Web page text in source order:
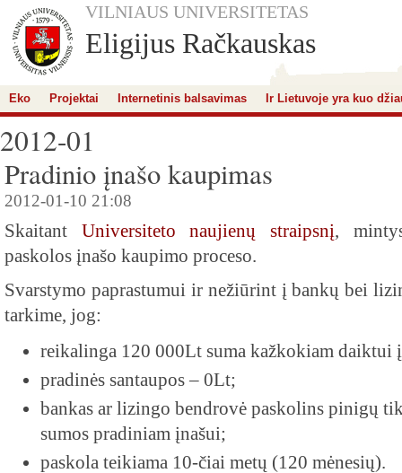
VILNIAUS UNIVERSITETAS
Eligijus Račkauskas
Eko Projektai Internetinis balsavimas Ir Lietuvoje yra kuo
2012-01
Pradinio įnašo kaupimas
2012-01-10 21:08
Skaitant Universiteto naujienų straipsnį,
paskolos įnašo kaupimo proceso.
Svarstymo paprastumui ir nežiūrint į bankų bei
tarkime, jog:
reikalinga 120 000Lt suma kažkokiam daiktui
pradinės santaupos – 0Lt;
bankas ar lizingo bendrovė paskolins pinigų
sumos pradiniam įnašui;
paskola teikiama 10-čiai metų (120 mėnesių).